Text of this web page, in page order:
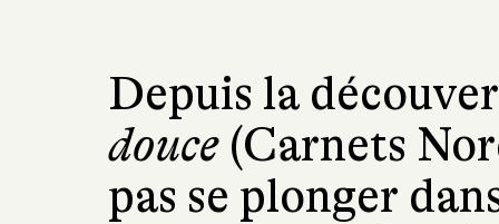
Depuis la
douce(Carnets
pas se plonger